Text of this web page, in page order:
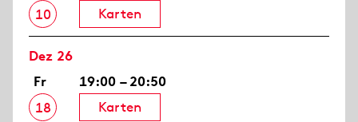
10
Karten
Dez 26
Fr
18
19:00 – 20:50
Karten